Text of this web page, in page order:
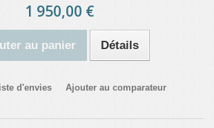
1 950,00 €
au panier Détails
d'envies Ajouter au comparateur